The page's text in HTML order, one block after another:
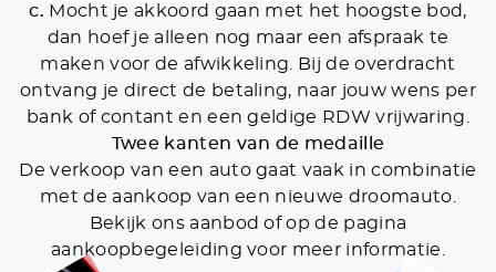
c. Mocht je akkoord gaan met het hoogste bod,
dan hoef je alleen nog maar een afspraak te
maken voor de afwikkeling. Bij de overdracht
ontvang je direct de betaling, naar jouw wens per
bank of contant en een geldige RDW vrijwaring.
Twee kanten van de medaille
De verkoop van een auto gaat vaak in combinatie
met de aankoop van een nieuwe droomauto.
Bekijk ons aanbod of op de pagina
aankoopbegeleiding voor meer informatie.